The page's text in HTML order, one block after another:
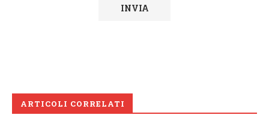
ARTICOLI CORRELATI